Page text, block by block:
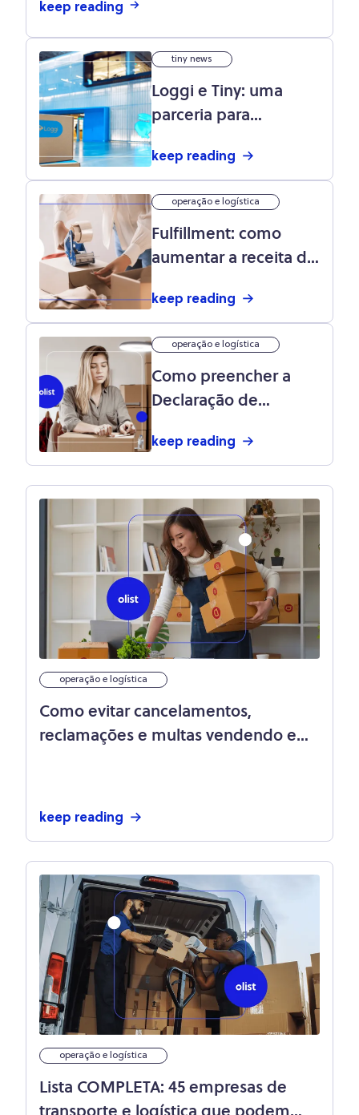
keep reading
tiny news
Loggi e Tiny: uma
parceria para
do seu negócio
keep reading
operação e logística
Fulfillment: como
aumentar a receita do
keep reading
operação e logística
Como preencher a
Declaração de
Correios: passo a
la
keep reading
operação e logística
Como evitar cancelamentos,
reclamações e multas vendendo em
keep reading
operação e logística
Lista COMPLETA: 45 empresas de